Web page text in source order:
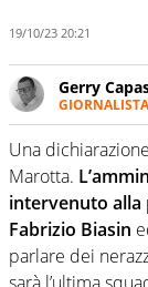
19/10/23 20:21
Gerry
GIORNALISTA
Per lui gli
football,
dove altri
Una
Marotta.
intervenuto alla
Fabrizio Biasin
parlare dei